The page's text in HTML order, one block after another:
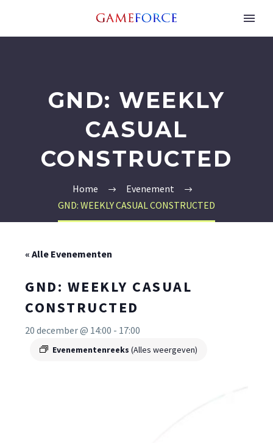
GND: WEEKLY
CASUAL
CONSTRUCTED
Home
Evenement
GND: WEEKLY CASUAL CONSTRUCTED
« Alle Evenementen
GND: WEEKLY CASUAL
CONSTRUCTED
20 december @ 14:00 - 17:00
Evenementenreeks (Alles weergeven)